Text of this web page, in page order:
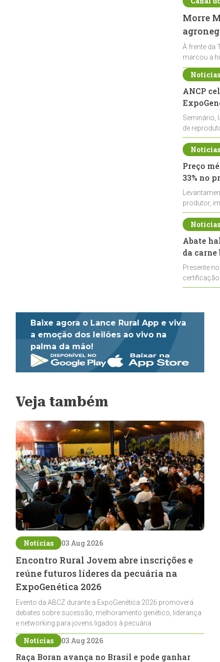
Morre
À frente da
marcou a
ANCP
Seminário,
de
durante a
Preço
33% no
produtor,
de leite cru
Abate
da
Presente
Baixe agora o Lance Rural App e viva
a emoção dos leilões ao vivo na
palma da mão!
Veja também
Notícias 03 Aug 2026
Encontro Rural Jovem abre inscrições e
reúne futuros líderes da pecuária na
ExpoGenética 2026
Evento da ABCZ durante a ExpoGenética 2026 promoverá
debates sobre sucessão, melhoramento genético, liderança
e networking para jovens ligados à pecuária
Notícias 03 Aug 2026
Raça Boran avança no Brasil e pode ganhar